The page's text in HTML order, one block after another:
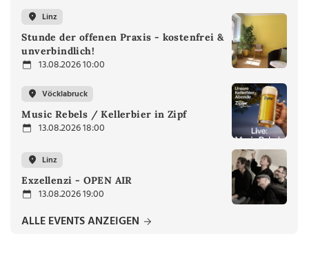
Linz
Stunde der offenen Praxis - kostenfrei &
unverbindlich!
13.08.2026 10:00
Vöcklabruck
Music Rebels / Kellerbier in Zipf
13.08.2026 18:00
Linz
Exzellenzi - OPEN AIR
13.08.2026 19:00
ALLE EVENTS ANZEIGEN